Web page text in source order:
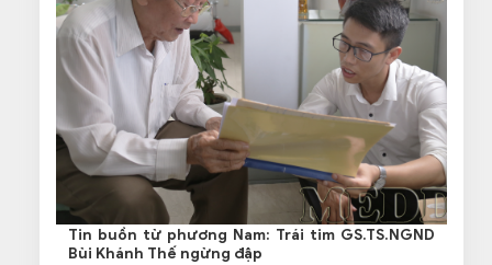
Tin buồn từ phương Nam: Trái tim GS.TS.NGND
Bùi Khánh Thế ngừng đập